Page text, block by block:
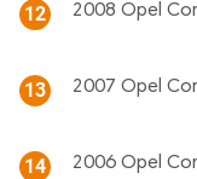
12 2008 Opel
13 2007 Opel
14 2006 Opel